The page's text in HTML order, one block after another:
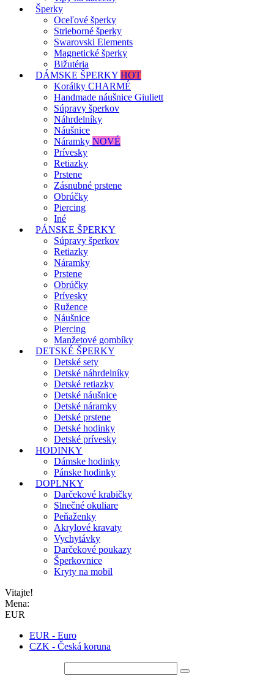
Šperky
Oceľové šperky
Strieborné šperky
Swarovski Elements
Magnetické šperky
Bižutéria
DÁMSKE ŠPERKY HOT
Korálky CHARMÉ
Handmade náušnice Giuliett
Súpravy šperkov
Náhrdelníky
Náušnice
Náramky NOVÉ
Prívesky
Retiazky
Prstene
Zásnubné prstene
Obrúčky
Piercing
Iné
PÁNSKE ŠPERKY
Súpravy šperkov
Retiazky
Náramky
Prstene
Obrúčky
Prívesky
Ružence
Náušnice
Piercing
Manžetové gombíky
DETSKÉ ŠPERKY
Detské sety
Detské náhrdelníky
Detské retiazky
Detské náušnice
Detské náramky
Detské prstene
Detské hodinky
Detské prívesky
HODINKY
Dámske hodinky
Pánske hodinky
DOPLNKY
Darčekové krabičky
Slnečné okuliare
Peňaženky
Akrylové kravaty
Vychytávky
Darčekové poukazy
Šperkovnice
Kryty na mobil
Vitajte!
Mena:
EUR
EUR - Euro
CZK - Česká koruna